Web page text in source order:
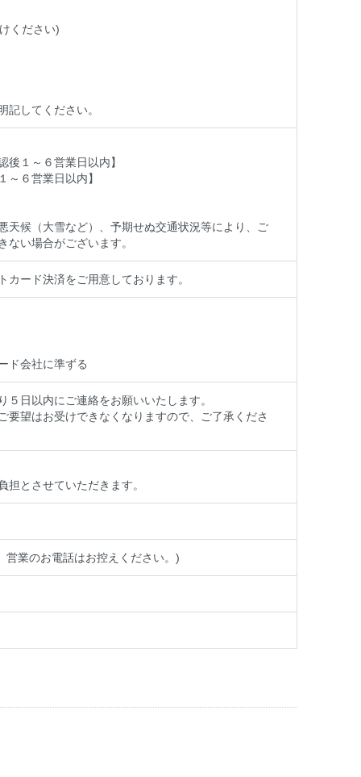
けください)
してください。
後１～６営業日以内】
～６営業日以内】
候（大雪など）、予期せぬ交通状況等により、ご
い場合がございます。
ード決済をご用意しております。
ド会社に準ずる
日以内にご連絡をお願いいたします。
要望はお受けできなくなりますので、ご了承くださ
とさせていただきます。
業のお電話はお控えください。)